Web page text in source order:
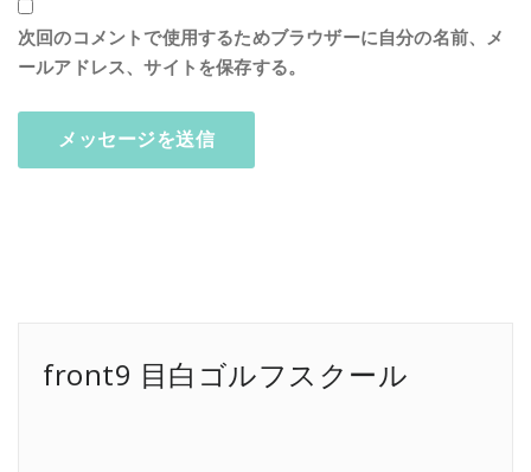
次回のコメントで使用するためブラウザーに自分の名前、メ
ールアドレス、サイトを保存する。
front9 目白ゴルフスクール